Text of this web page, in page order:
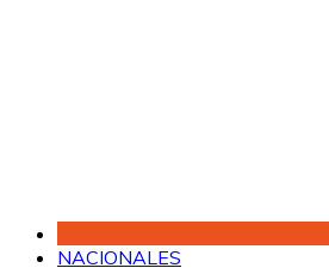
NACIONALES